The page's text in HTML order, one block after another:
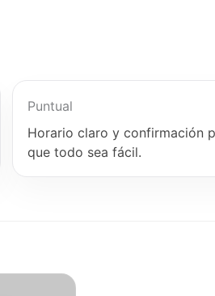
Puntual
Horario claro y confirmación
que todo sea fácil.